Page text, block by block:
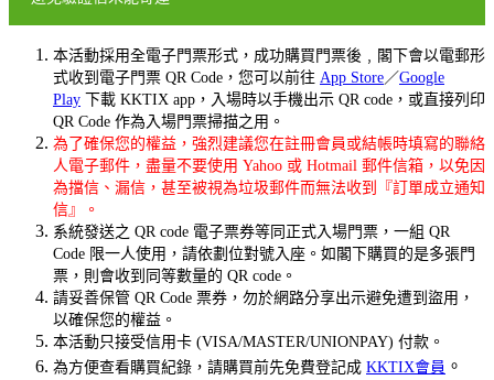
本活動採用全電子門票形式，成功購買門票後﹐閣下會以電郵形
式收到電子門票 QR Code，您可以前往 App Store ／Google
Play 下載 KKTIX app，入場時以手機出示 QR code，或直接列印
QR Code 作為入場門票掃描之用。
為了確保您的權益，強烈建議您在註冊會員或結帳時填寫的聯絡
人電子郵件，盡量不要使用 Yahoo 或 Hotmail 郵件信箱，以免因
為擋信、漏信，甚至被視為垃圾郵件而無法收到『訂單成立通知
信』。
系統發送之 QR code 電子票券等同正式入場門票，一組 QR
Code 限一人使用，請依劃位對號入座。如閣下購買的是多張門
票，則會收到同等數量的 QR code。
請妥善保管 QR Code 票券，勿於網路分享出示避免遭到盜用，
以確保您的權益。
本活動只接受信用卡 (VISA/MASTER/UNIONPAY) 付款。
為方便查看購買紀錄，請購買前先免費登記成 KKTIX會員 。